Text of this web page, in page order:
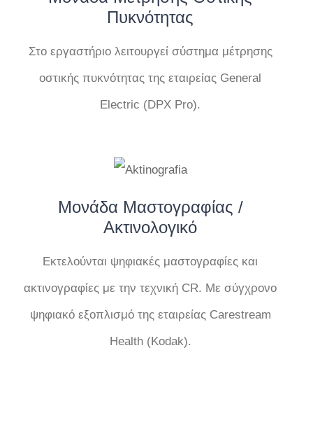
Πυκνότητας
Στο εργαστήριο λειτουργεί σύστημα μέτρησης
οστικής πυκνότητας της εταιρείας General
Electric (DPX Pro).
Μονάδα Μαστογραφίας /
Ακτινολογικό
Εκτελούνται ψηφιακές μαστογραφίες και
ακτινογραφίες με την τεχνική CR. Με σύγχρονο
ψηφιακό εξοπλισμό της εταιρείας Carestream
Health (Kodak).